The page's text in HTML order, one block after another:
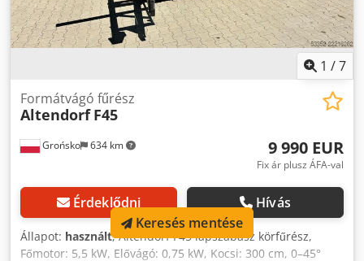
1 /7
Grońsko 634 km
Formátvágó fűrész
Altendorf F45
9 990 EUR
Fix ár plusz ÁFA-val
Érdeklődni Hívás
Állapot: használt, Altendorf F45 lapszabász körfűrész,
Főmotor: 5,5 kW, Elővágó: 0,75 kW, Kocsi: 300 cm, 0–45°
Keresés mentése